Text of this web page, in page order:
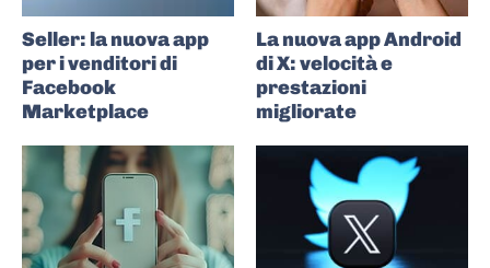
Seller: la nuova app
per i venditori di
Facebook
Marketplace
La nuova app Android
di X: velocità e
prestazioni
migliorate